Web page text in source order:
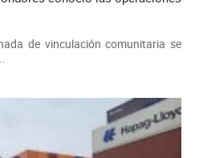
de vinculación comunitaria se